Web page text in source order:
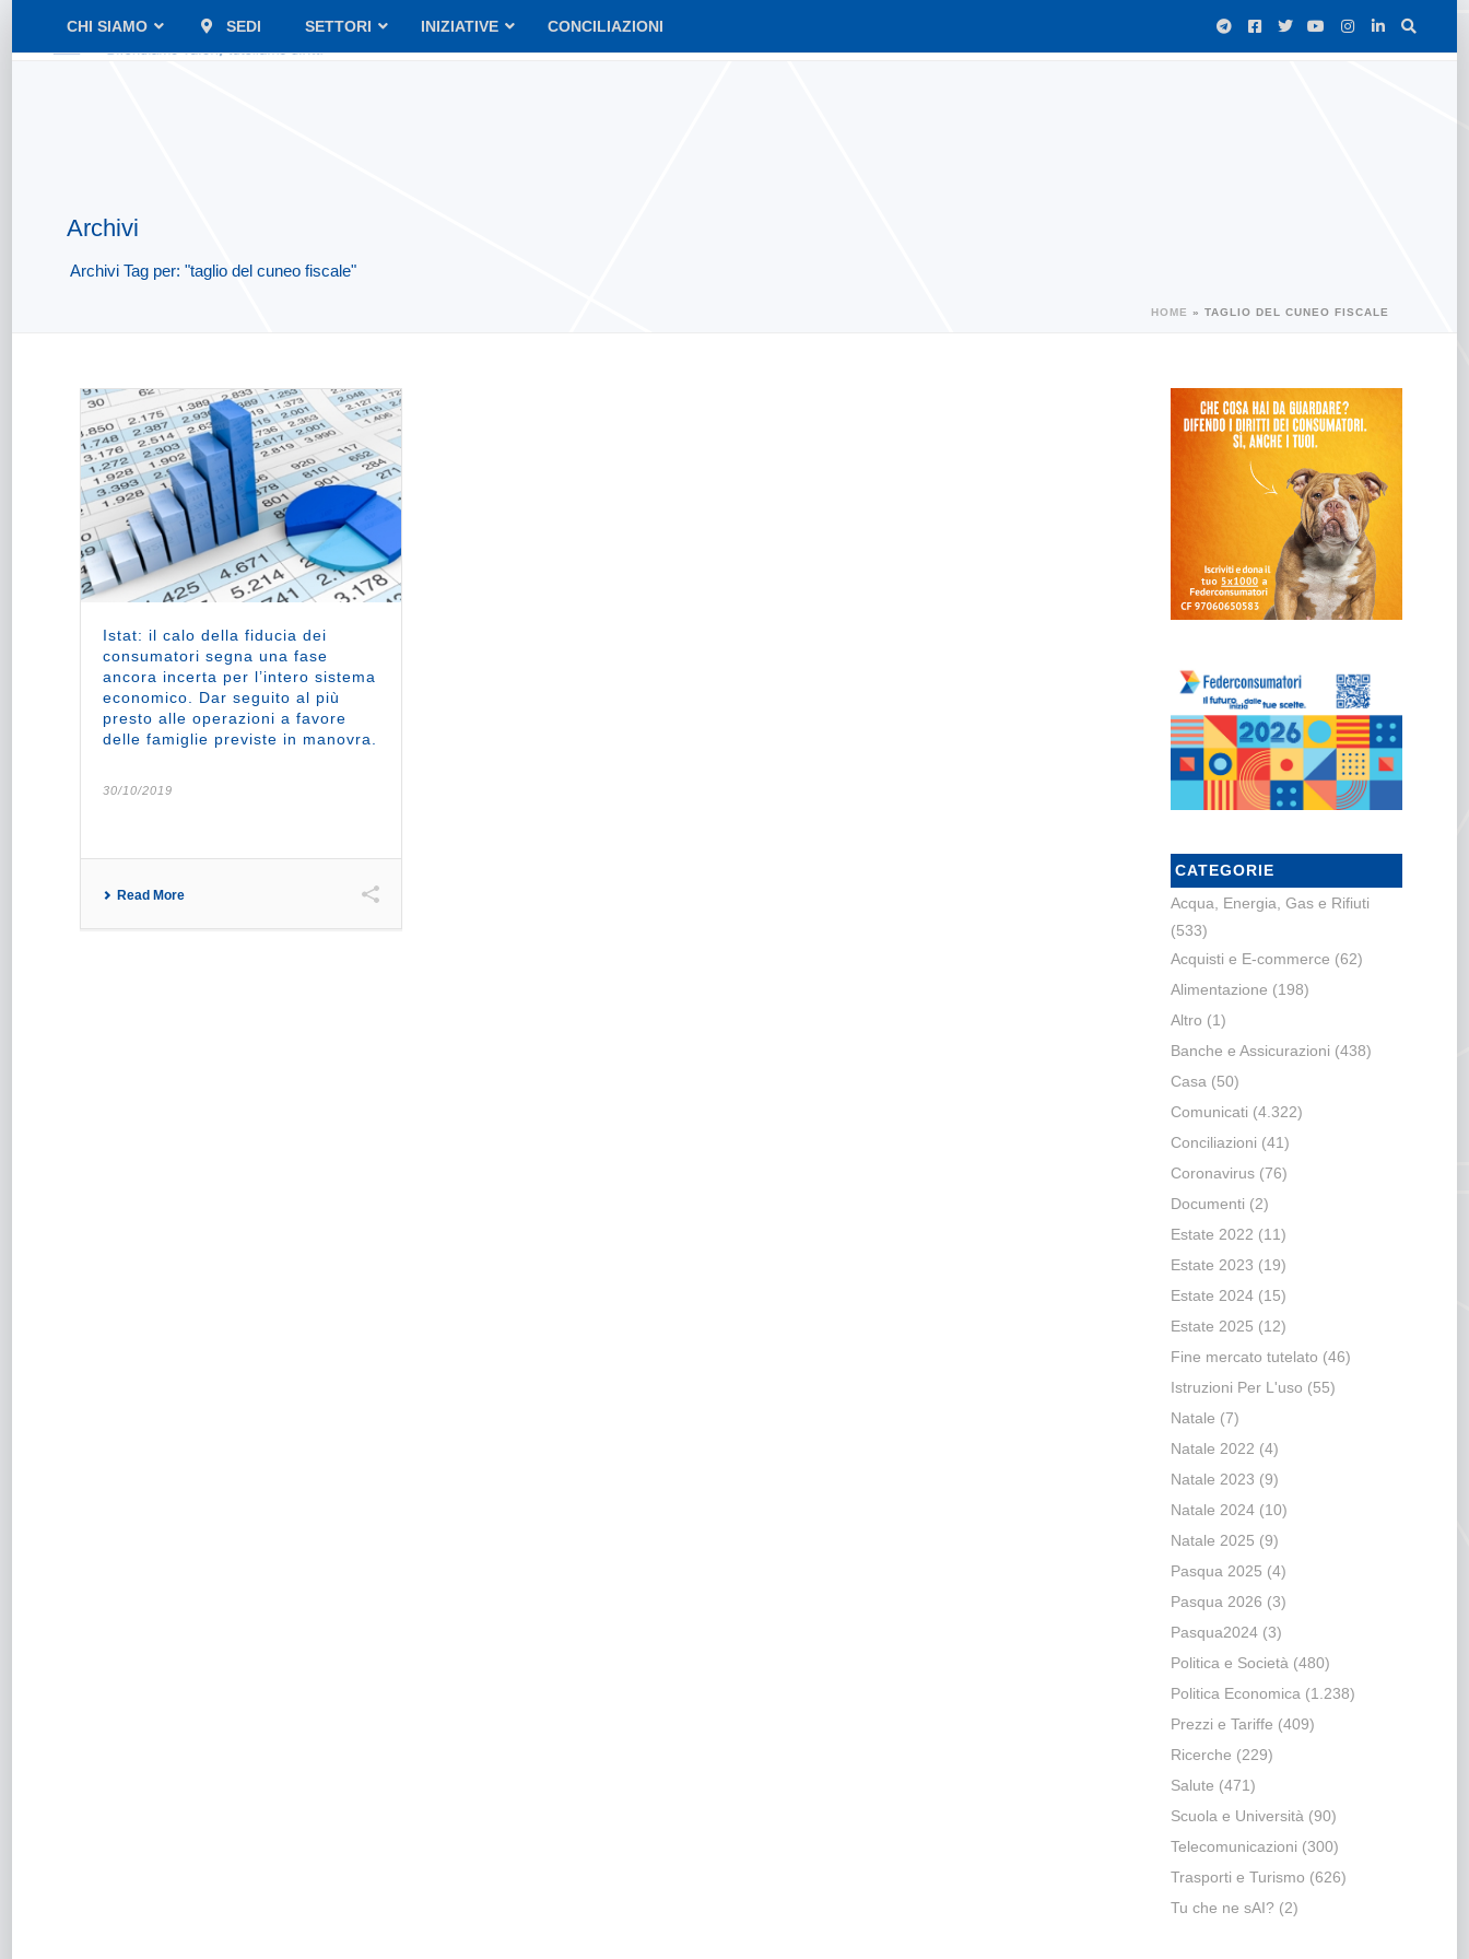
CHI SIAMO SEDI SETTORI INIZIATIVE CONCILIAZIONI
Archivi
Archivi Tag per: "taglio del cuneo fiscale"
HOME » TAGLIO DEL CUNEO FISCALE
Istat: il calo della fiducia dei
consumatori segna una fase
ancora incerta per l’intero sistema
economico. Dar seguito al più
presto alle operazioni a favore
delle famiglie previste in manovra.
30/10/2019
Read More
CATEGORIE
Acqua, Energia, Gas e Rifiuti
(533)
Acquisti e E-commerce (62)
Alimentazione (198)
Altro (1)
Banche e Assicurazioni (438)
Casa (50)
Comunicati (4.322)
Conciliazioni (41)
Coronavirus(76)
Documenti (2)
Estate 2022 (11)
Estate 2023 (19)
Estate 2024(15)
Estate 2025 (12)
Fine mercato tutelato (46)
Istruzioni Per L'uso (55)
Natale (7)
Natale 2022 (4)
Natale 2023 (9)
Natale 2024(10)
Natale 2025 (9)
Pasqua 2025 (4)
Pasqua 2026 (3)
Pasqua2024(3)
Politica e Società (480)
Politica Economica (1.238)
Prezzi e Tariffe (409)
Ricerche (229)
Salute (471)
Scuola e Università (90)
Telecomunicazioni (300)
Trasporti e Turismo (626)
Tu che ne sAI? (2)